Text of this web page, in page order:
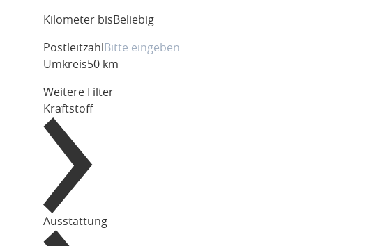
Kilometer bis Beliebig
Postleitzahl
Umkreis50 km
Weitere Filter
Kraftstoff
Ausstattung